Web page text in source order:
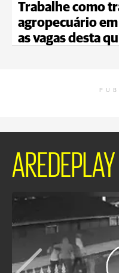
Trabalhe como
agropecuário
as vagas desta
AREDEPLAY